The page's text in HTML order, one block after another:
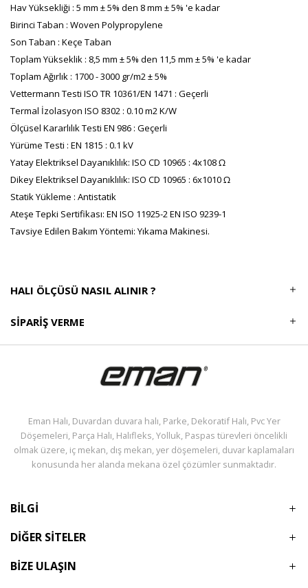
Hav Yüksekliği : 5 mm ± 5% den 8 mm ± 5% 'e kadar
Birinci Taban : Woven Polypropylene
Son Taban : Keçe Taban
Toplam Yükseklik : 8,5 mm ± 5% den 11,5 mm ± 5% 'e kadar
Toplam Ağırlık : 1700 - 3000 gr/m2 ± 5%
Vettermann Testi ISO TR 10361/EN 1471 : Geçerli
Termal İzolasyon ISO 8302 : 0.10 m2 K/W
Ölçüsel Kararlılık Testi EN 986 : Geçerli
Yürüme Testi : EN 1815 : 0.1 kV
Yatay Elektriksel Dayanıklılık: ISO CD 10965 : 4x108 Ω
Dikey Elektriksel Dayanıklılık: ISO CD 10965 : 6x1010 Ω
Statik Yükleme : Antistatik
Ateşe Tepki Sertifikası: EN ISO 11925-2 EN ISO 9239-1
Tavsiye Edilen Bakım Yöntemi: Yıkama Makinesi.
HALI ÖLÇÜSÜ NASIL ALINIR ?
SIPARIŞ VERME
Eman Halı, Duvardan duvara halı, Parke, Dekoratif Halı, Pvc Yer
Döşemeleri, Parça Halı, Halıfleks, Yolluk, Paspas türevleri öncelikli
olmak üzere, iç mekan, dış mekan, yer döşemeleri, duvar kaplamaları
konusunda her alanda mekana özel çözümler sunmaktadır.
BİLGİ
DİĞER SİTELER
BİZE ULAŞIN